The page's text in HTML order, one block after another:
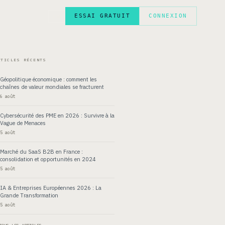
ESSAI GRATUIT CONNEXION
RÉCENTS
Géopolitique économique : comment les
chaînes de valeur mondiales se fracturent
6 août
Cybersécurité des PME en 2026 : Survivre à la
Vague de Menaces
5 août
Marché du SaaS B2B en France :
consolidation et opportunités en 2024
5 août
IA & Entreprises Européennes 2026 : La
Grande Transformation
5 août